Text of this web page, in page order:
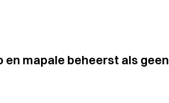
en mapale beheerst als geen